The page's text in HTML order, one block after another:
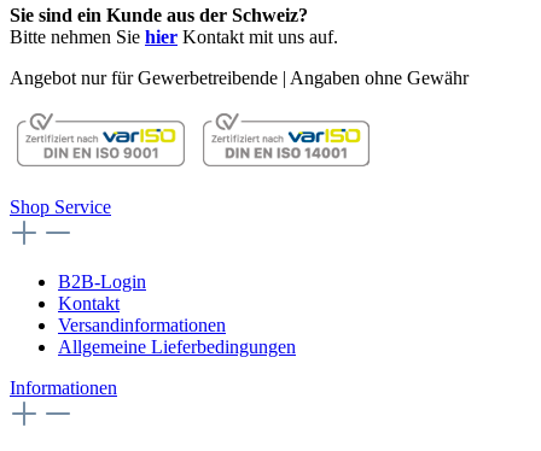
Sie sind ein Kunde aus der Schweiz?
Bitte nehmen Sie hier Kontakt mit uns auf.
Angebot nur für Gewerbetreibende | Angaben ohne Gewähr
Shop Service
B2B-Login
Kontakt
Versandinformationen
Allgemeine Lieferbedingungen
Informationen